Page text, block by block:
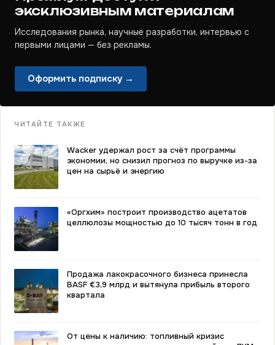
эксклюзивным материалам
Исследования рынка, научные разработки, интервью с
первыми лицами — без рекламы.
Оформить подписку →
ЧИТАЙТЕ ТАКЖЕ
Wacker удержал рост за счёт программы
экономии, но снизил прогноз по выручке из-за
цен на сырьё и энергию
«Оргхим» построит производство ацетатов
целлюлозы мощностью до 10 тысяч тонн в год
Продажа лакокрасочного бизнеса принесла
BASF €3,9 млрд и вытянула прибыль второго
квартала
От цены к наличию: топливный кризис